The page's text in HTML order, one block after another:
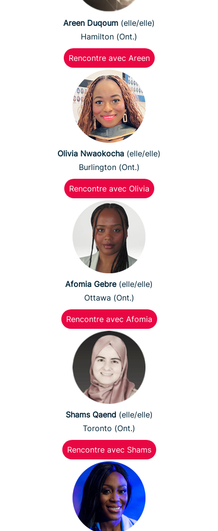
Areen Duqoum (elle/elle)
Hamilton (Ont.)
Rencontre avec Areen
Olivia Nwaokocha (elle/elle)
Burlington (Ont.)
Rencontre avec Olivia
Afomia Gebre (elle/elle)
Ottawa (Ont.)
Rencontre avec Afomia
Shams Qaend(elle/elle)
Toronto (Ont.)
Rencontre avec Shams